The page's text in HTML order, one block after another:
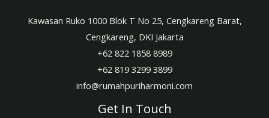
Kawasan Ruko 1000 Blok T No 25, Cengkareng Barat,
Cengkareng, DKI Jakarta
+62 822 1858 8989
+62 819 3299 3899
info@rumahpuriharmoni.com
Get In Touch